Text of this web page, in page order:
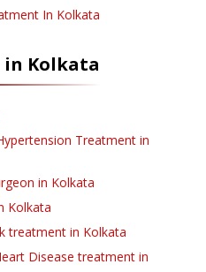
In Kolkata
in Kolkata
Treatment in
in Kolkata
Kolkata
treatment in Kolkata
Disease treatment in